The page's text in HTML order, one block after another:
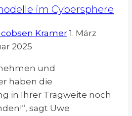
im Cybersphere
Kramer 1. März
2025
und
haben die
in Ihrer Tragweite noch
sagt Uwe